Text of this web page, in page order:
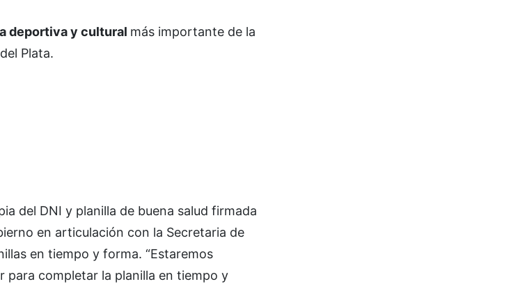
deportiva y cultural más importante de la
Plata.
del DNI y planilla de buena salud firmada
en articulación con la Secretaria de
en tiempo y forma. “Estaremos
para completar la planilla en tiempo y